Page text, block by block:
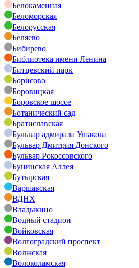
Белокаменная
Беломорская
Белорусская
Беляево
Бибирево
Библиотека имени Ленина
Битцевский парк
Борисово
Боровицкая
Боровское шоссе
Ботанический сад
Братиславская
Бульвар адмирала Ушакова
Бульвар Дмитрия Донского
Бульвар Рокоссовского
Бунинская Аллея
Бутырская
Варшавская
ВДНХ
Владыкино
Водный стадион
Войковская
Волгоградский проспект
Волжская
Волоколамская